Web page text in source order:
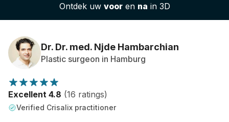
Patiëntrecensies
Ontdek uw vooren na in 3D
Dr. Dr. med. Njde Hambarchian
Plastic surgeon in Hamburg
Excellent 4.8 (16 ratings)
Verified Crisalix practitioner